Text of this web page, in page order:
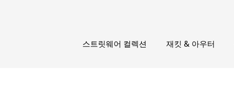
스트릿웨어 컬렉션 재킷 & 아우터